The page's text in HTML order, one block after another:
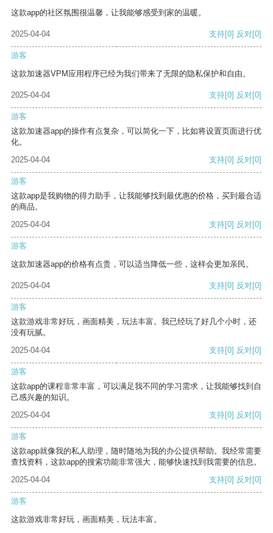
这款app的社区氛围很温馨，让我能够感受到家的温暖。
2025-04-04 支持[0] 反对[0]
游客
这款加速器VPM应用程序已经为我们带来了无限的隐私保护和自由。
2025-04-04 支持[0] 反对[0]
游客
这款加速器app的操作有点复杂，可以简化一下，比如将设置页面进行优
化。
2025-04-04
支持[0] 反对[0]
游客
这款app是我购物的得力助手，让我能够找到最优惠的价格，买到最合适
的商品。
2025-04-04
支持[0] 反对[0]
游客
这款加速器app的价格有点贵，可以适当降低一些，这样会更加亲民。
2025-04-04 支持[0] 反对[0]
游客
这款游戏非常好玩，画面精美，玩法丰富。我已经玩了好几个小时，还
没有玩腻。
2025-04-04
支持[0] 反对[0]
游客
这款app的课程非常丰富，可以满足我不同的学习需求，让我能够找到自
己感兴趣的知识。
2025-04-04
支持[0] 反对[0]
游客
这款app就像我的私人助理，随时随地为我的办公提供帮助。我经常需要
查找资料，这款app的搜索功能非常强大，能够快速找到我需要的信息。
2025-04-04
支持[0] 反对[0]
游客
这款游戏非常好玩，画面精美，玩法丰富。